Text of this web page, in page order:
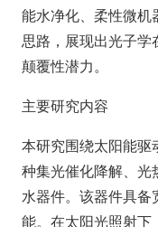
能水净化、柔性微机
思路，展现出光子学
颠覆性潜力。
主要研究内容
本研究围绕太阳能驱
种集光催化降解、光
水器件。该器件具备
能。在太阳光照射下